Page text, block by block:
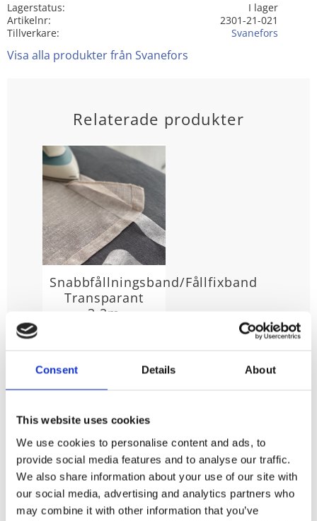
Consent Details About
This website uses cookies
We use cookies to personalise content and ads, to
provide social media features and to analyse our traffic.
We also share information about your use of our site with
our social media, advertising and analytics partners who
may combine it with other information that you’ve
Lagerstatus
I lager
Artikelnr
2301-21-021
Tillverkare
Svanefors
Visa alla produkter från Svanefors
Relaterade produkter
Snabbfållningsband/Fållfixband
Transparant
3.2m
Krymper 7-8%
Du köper gardinkappan per meter så mät bredden